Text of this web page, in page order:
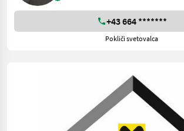
+43 664 *******
Pokliči svetovalca